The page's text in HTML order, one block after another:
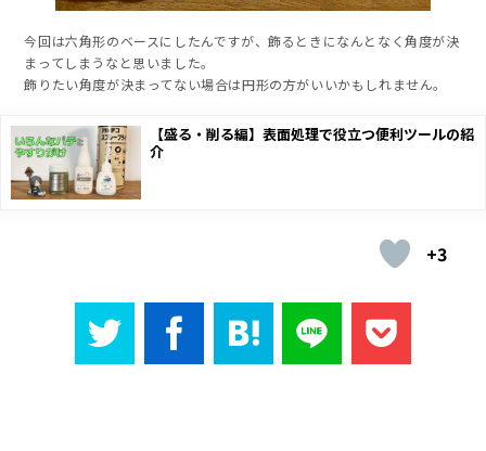
今回は六角形のベースにしたんですが、飾るときになんとなく角度が決
まってしまうなと思いました。
飾りたい角度が決まってない場合は円形の方がいいかもしれません。
【盛る・削る編】表面処理で役立つ便利ツールの紹
介
+3